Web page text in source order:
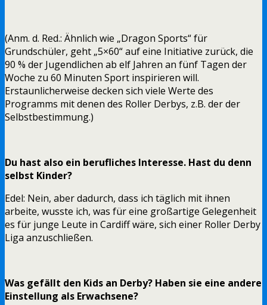
(Anm. d. Red.: Ähnlich wie „Dragon Sports“ für
Grundschüler, geht „5×60“ auf eine Initiative zurück, die
90 % der Jugendlichen ab elf Jahren an fünf Tagen der
Woche zu 60 Minuten Sport inspirieren will.
Erstaunlicherweise decken sich viele Werte des
Programms mit denen des Roller Derbys, z.B. der der
Selbstbestimmung.)
Du hast also ein berufliches Interesse. Hast du denn
selbst Kinder?
Edel: Nein, aber dadurch, dass ich täglich mit ihnen
arbeite, wusste ich, was für eine großartige Gelegenheit
es für junge Leute in Cardiff wäre, sich einer Roller Derby
Liga anzuschließen.
Was gefällt den Kids an Derby? Haben sie eine andere
Einstellung als Erwachsene?